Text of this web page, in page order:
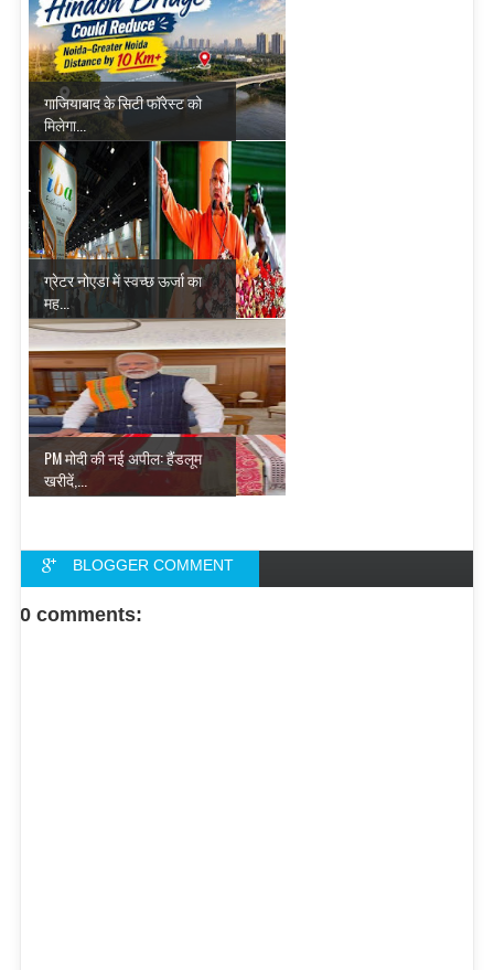
गाजियाबाद के सिटी फॉरेस्ट को
मिलेगा...
ग्रेटर नोएडा में स्वच्छ ऊर्जा का
मह...
PM मोदी की नई अपील: हैंडलूम
खरीदें,...
BLOGGER COMMENT
FACEBOOK COMMENT
0 comments: